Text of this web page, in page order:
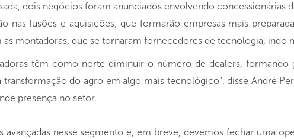
dois negócios foram anunciados envolvendo concessionárias
nas fusões e aquisições, que formarão empresas mais
as montadoras, que se tornaram fornecedores de tecnologia, indo
têm como norte diminuir o número de dealers, formando
transformação do agro em algo mais tecnológico”, disse André
presença no setor.
avançadas nesse segmento e, em breve, devemos fechar uma